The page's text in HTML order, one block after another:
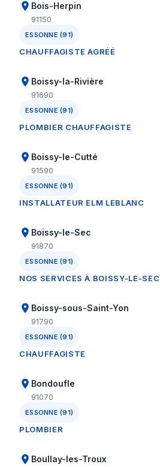
Bois-Herpin
91150
ESSONNE (91)
CHAUFFAGISTE AGRÉÉ
Boissy-la-Rivière
91690
ESSONNE (91)
PLOMBIER CHAUFFAGISTE
Boissy-le-Cutté
91590
ESSONNE (91)
INSTALLATEUR ELM LEBLANC
Boissy-le-Sec
91870
ESSONNE (91)
NOS SERVICES À BOISSY-LE-SEC
Boissy-sous-Saint-Yon
91790
ESSONNE (91)
CHAUFFAGISTE
Bondoufle
91070
ESSONNE (91)
PLOMBIER
Boullay-les-Troux